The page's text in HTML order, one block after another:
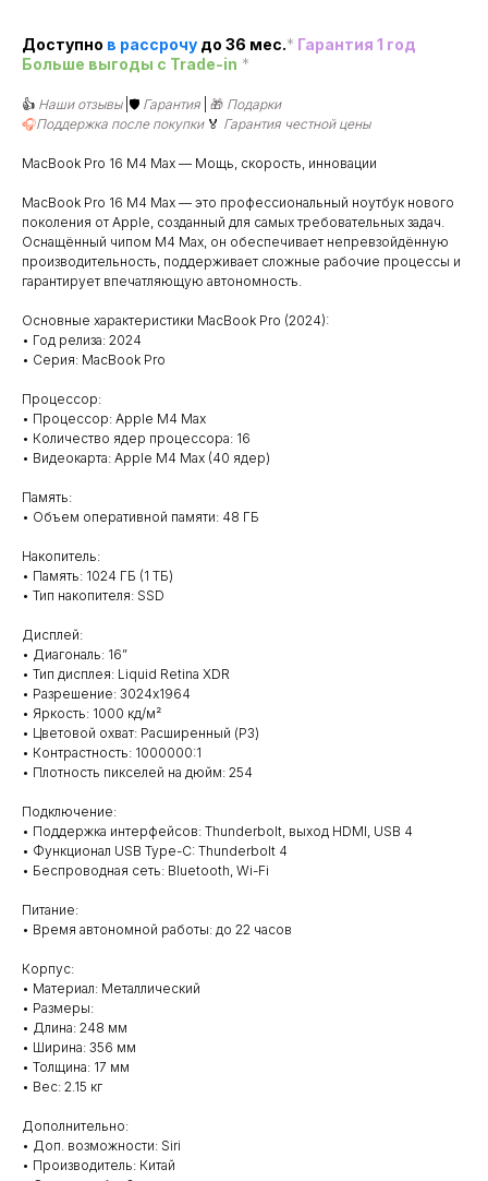
Доступно в рассрочу до 36 мес.* Гарантия 1 год
Больше выгоды c Trade-in *
👍 Наши отзывы |🛡️ Гарантия 🎁 Подарки
🎧Поддержка после покупки 🏅 Гарантия честной цены
MacBook Pro 16 M4 Max — Мощь, скорость, инновации
MacBook Pro 16 M4 Max — это профессиональный ноутбук нового
поколения от Apple, созданный для самых требовательных задач.
Оснащённый чипом M4 Max, он обеспечивает непревзойдённую
производительность, поддерживает сложные рабочие процессы и
гарантирует впечатляющую автономность.
Основные характеристики MacBook Pro (2024):
• Год релиза: 2024
• Серия: MacBook Pro
Процессор:
• Процессор: Apple M4 Max
• Количество ядер процессора: 16
• Видеокарта: Apple M4 Max (40 ядер)
Память:
• Объем оперативной памяти: 48 ГБ
Накопитель:
• Память: 1024 ГБ (1 ТБ)
• Тип накопителя: SSD
Дисплей:
• Диагональ: 16”
• Тип дисплея: Liquid Retina XDR
• Разрешение: 3024x1964
• Яркость: 1000 кд/м²
• Цветовой охват: Расширенный (P3)
• Контрастность: 1000000:1
• Плотность пикселей на дюйм: 254
Подключение:
• Поддержка интерфейсов: Thunderbolt, выход HDMI, USB 4
• Функционал USB Type-C: Thunderbolt 4
• Беспроводная сеть: Bluetooth, Wi-Fi
Питание:
• Время автономной работы: до 22 часов
Корпус:
• Материал: Металлический
• Размеры:
• Длина: 248 мм
• Ширина: 356 мм
• Толщина: 17 мм
• Вес: 2.15 кг
Дополнительно:
• Доп. возможности: Siri
• Производитель: Китай